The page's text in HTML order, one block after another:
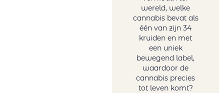
wereld, welke
cannabis bevat als
één van zijn 34
kruiden en met
een uniek
bewegend label,
waardoor de
cannabis precies
tot leven komt?